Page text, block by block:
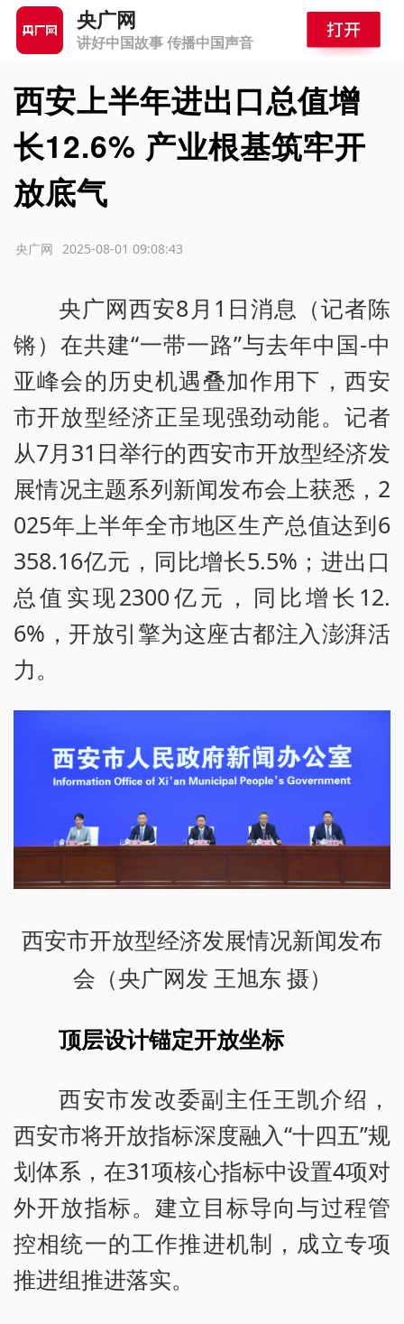
央广网
讲好中国故事 传播中国声音
西安上半年进出口总值增
长12.6% 产业根基筑牢开
放底气
2025-08-01 09:08:43
央广网
央广网西安8月1日消息（记者陈
锵）在共建“一带一路”与去年中国-中
亚峰会的历史机遇叠加作用下，西安
市开放型经济正呈现强劲动能。记者
从7月31日举行的西安市开放型经济发
展情况主题系列新闻发布会上获悉，2
025年上半年全市地区生产总值达到6
358.16亿元，同比增长5.5%；进出口
总值实现2300亿元，同比增长12.
6%，开放引擎为这座古都注入澎湃活
力。
西安市开放型经济发展情况新闻发布
会（央广网发 王旭东 摄）
顶层设计锚定开放坐标
西安市发改委副主任王凯介绍，
西安市将开放指标深度融入“十四五”规
划体系，在31项核心指标中设置4项对
外开放指标。建立目标导向与过程管
控相统一的工作推进机制，成立专项
推进组推进落实。